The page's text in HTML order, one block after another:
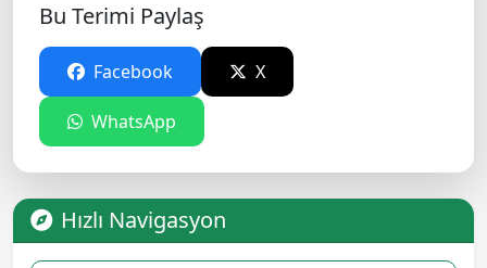
Bu Terimi Paylaş
Facebook X
WhatsApp
Hızlı Navigasyon